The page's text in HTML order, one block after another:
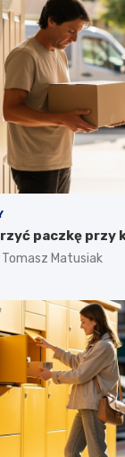
paczkę przy
Tomasz Matusiak